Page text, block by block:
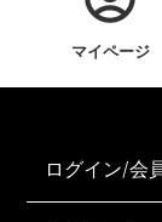
マイページ
ログイン/会